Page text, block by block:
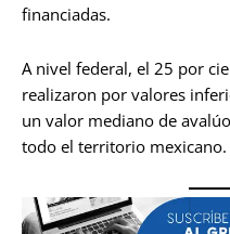
financiadas.
A nivel federal, el 25 por
realizaron por valores
un valor mediano de
todo el territorio mexicano.